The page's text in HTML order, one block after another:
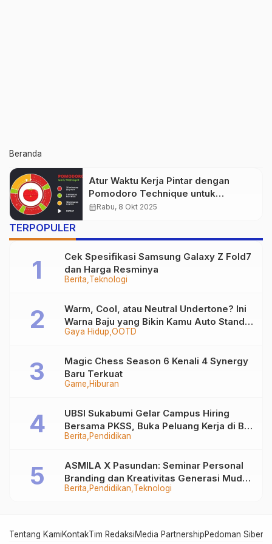
Beranda
Atur Waktu Kerja Pintar dengan
Pomodoro Technique untuk
Menghindari Burnout
calendar_monthRabu, 8 Okt 2025
TERPOPULER
Berita Teknologi
Cek Spesifikasi Samsung Galaxy Z Fold7
dan Harga Resminya
Gaya Hidup OOTD
Warm, Cool, atau Neutral Undertone? Ini
Warna Baju yang Bikin Kamu Auto Stand
Out
Game Hiburan
Magic Chess Season 6 Kenali 4 Synergy
Baru Terkuat
Berita Pendidikan
UBSI Sukabumi Gelar Campus Hiring
Bersama PKSS, Buka Peluang Kerja di BRI
Group
Berita Pendidikan Teknologi
ASMILA X Pasundan: Seminar Personal
Branding dan Kreativitas Generasi Muda
Bersama SDKF
Tentang KamiKontakTim RedaksiMedia PartnershipPedoman Siber